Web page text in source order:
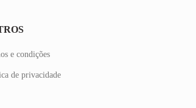
e condições
de privacidade